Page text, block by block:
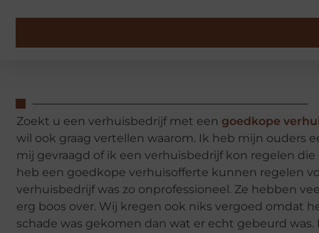
Zoekt u een verhuisbedrijf met een goedkope
wil ook graag vertellen waarom. Ik heb mijn ouders
mij gevraagd of ik een verhuisbedrijf kon regelen
heb een goedkope verhuisofferte kunnen regelen
verhuisbedrijf was zo onprofessioneel. Ze hebben
erg boos over. Wij kregen ook niks vergoed omdat
schade was gekomen dan wat er echt gebeurd